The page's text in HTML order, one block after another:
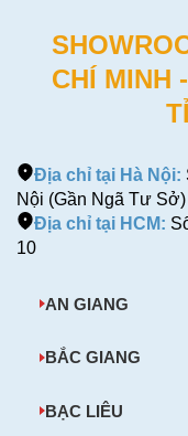
CHÍ MINH
Địa chỉ tại Hà Nội:
Nội (Gần Ngã Tư Sở)
Địa chỉ tại HCM:
10
AN GIANG
BẮC GIANG
BẠC LIÊU